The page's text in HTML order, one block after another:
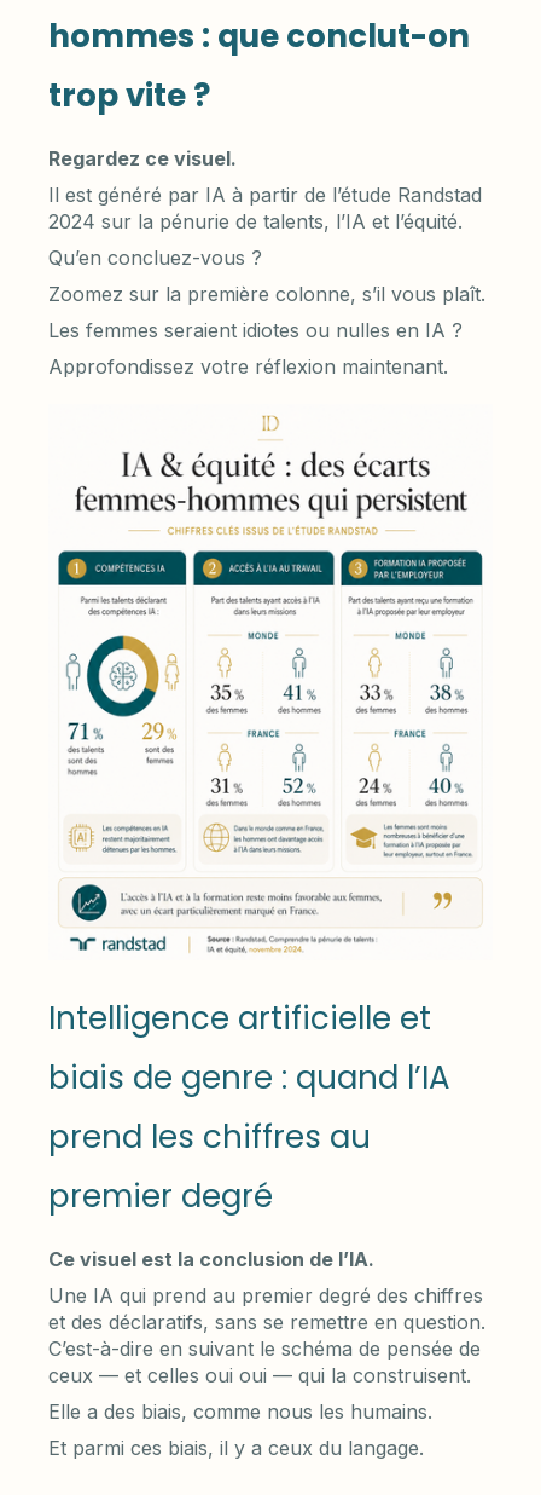
hommes : que conclut-on
trop vite ?
Regardez ce visuel.
Il est généré par IA à partir de l’étude Randstad
2024 sur la pénurie de talents, l’IA et l’équité.
Qu’en concluez-vous ?
Zoomez sur la première colonne, s’il vous plaît.
Les femmes seraient idiotes ou nulles en IA ?
Approfondissez votre réflexion maintenant.
Intelligence artificielle et
biais de genre : quand l’IA
prend les chiffres au
premier degré
Ce visuel est la conclusion de l’IA.
Une IA qui prend au premier degré des chiffres
et des déclaratifs, sans se remettre en question.
C’est-à-dire en suivant le schéma de pensée de
ceux — et celles oui oui — qui la construisent.
Elle a des biais, comme nous les humains.
Et parmi ces biais, il y a ceux du langage.